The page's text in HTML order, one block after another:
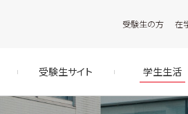
受験生の方 在
受験生サイト 学生生活